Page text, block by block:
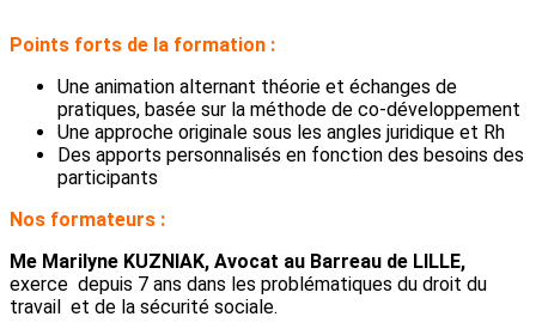
Points forts de la formation :
Une animation alternant théorie et échanges de
pratiques, basée sur la méthode de co-développement
Une approche originale sous les angles juridique et Rh
Des apports personnalisés en fonction des besoins des
participants
Nos formateurs :
Me Marilyne KUZNIAK, Avocat au Barreau de LILLE,
exerce depuis 7 ans dans les problématiques du droit du
travail et de la sécurité sociale.